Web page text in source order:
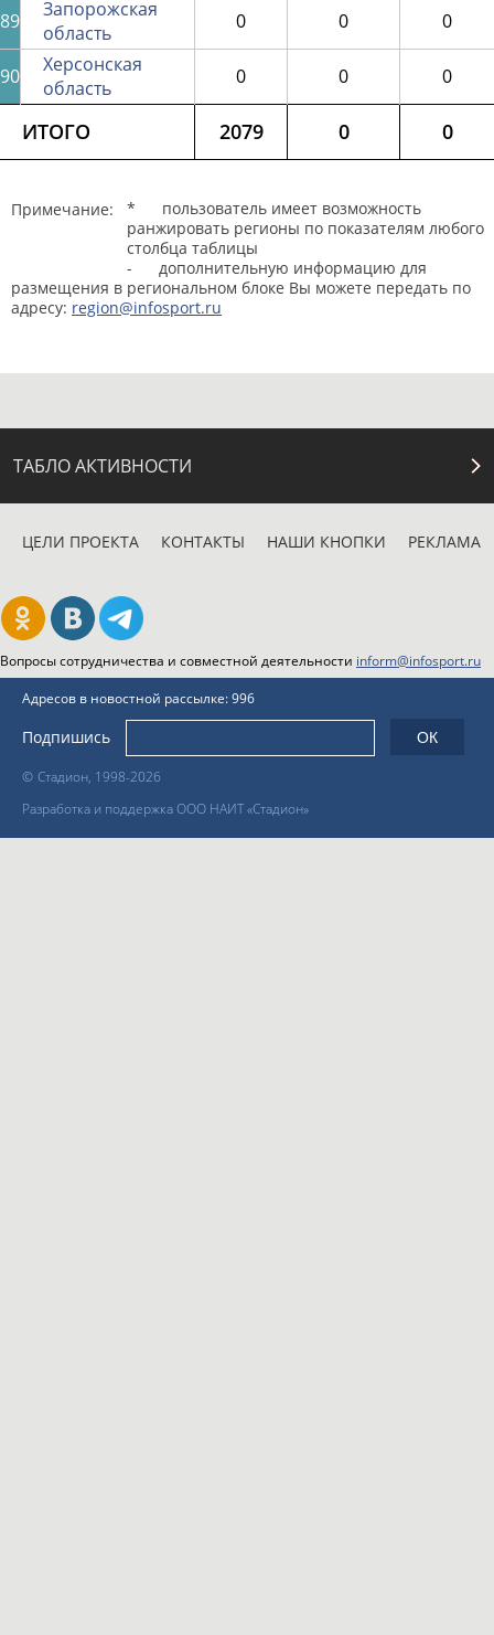
89
Запорожская
область
0 0 0
90
Херсонская
область
0 0 0
ИТОГО 2079 0 0
Примечание:
* пользователь имеет возможность
ранжировать регионы по показателям любого
столбца таблицы
- дополнительную информацию для
размещения в региональном блоке Вы можете передать по
адресу: region@infosport.ru
ТАБЛО АКТИВНОСТИ
ЦЕЛИ ПРОЕКТА КОНТАКТЫ НАШИ КНОПКИ РЕКЛАМА
Вопросы сотрудничества и совместной деятельности inform@infosport.ru
© Стадион, 1998-2026
Разработка и поддержка ООО НАИТ «Стадион»
Адресов в новостной рассылке: 996
Подпишись